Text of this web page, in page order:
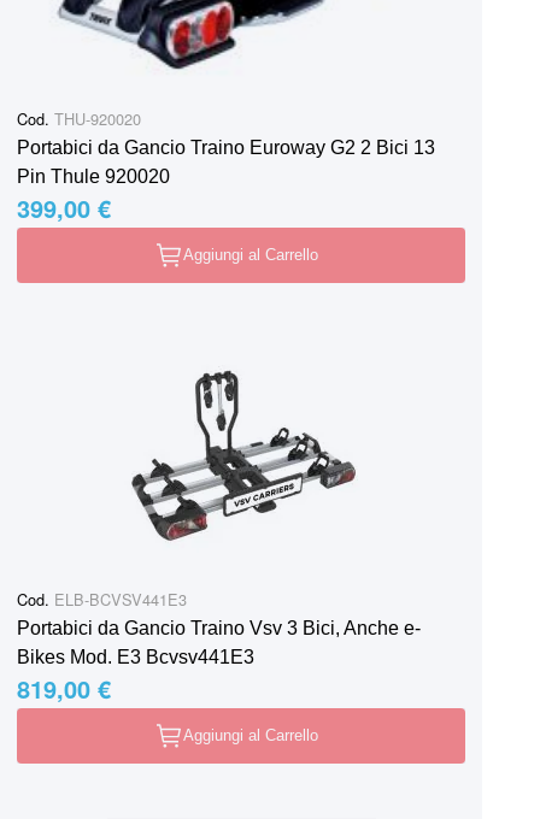
Cod. THU-920020
Portabici da Gancio Traino Euroway G2 2 Bici 13
Pin Thule 920020
399,00 €
Aggiungi al Carrello
Cod. ELB-BCVSV441E3
Portabici da Gancio Traino Vsv 3 Bici, Anche e-
Bikes Mod. E3 Bcvsv441E3
819,00 €
Aggiungi al Carrello